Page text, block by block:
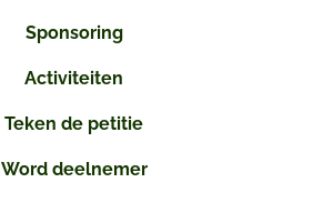
Sponsoring
Activiteiten
Teken de petitie
Word deelnemer